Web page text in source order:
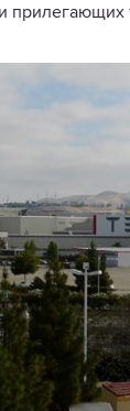
прилегающих